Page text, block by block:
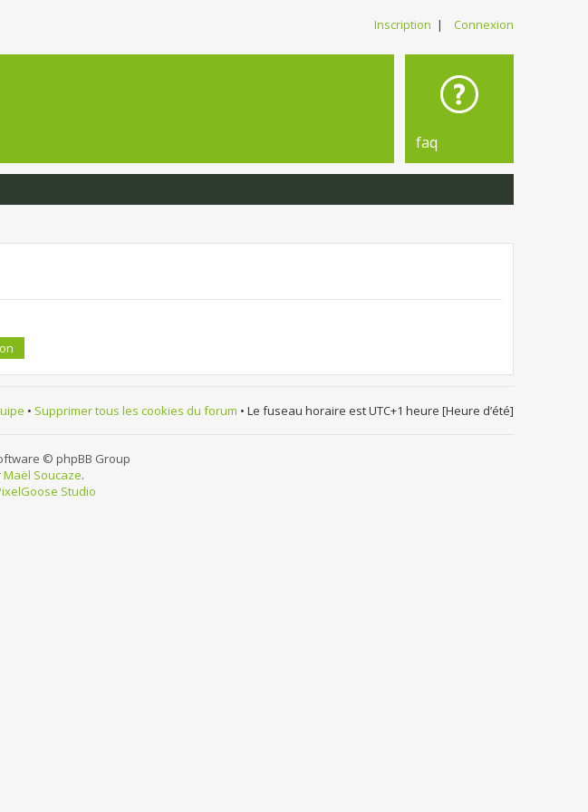
Inscription | Connexion
faq
• Supprimer tous les cookies du forum • Le fuseau horaire est UTC+1 heure [Heure d’été]
© phpBB Group
Maël Soucaze.
Studio